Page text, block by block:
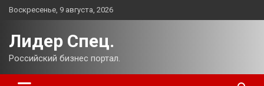
Перейти
Воскресенье, 9 августа, 2026
Лидер Спец.
Российский бизнес портал.